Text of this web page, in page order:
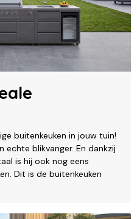
buitenkeuken in jouw tuin!
echte blikvanger. En dankzij
is hij ook nog eens
Dit is de buitenkeuken